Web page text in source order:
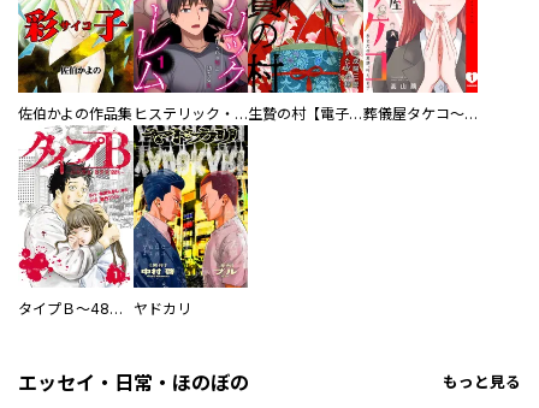
佐伯かよの作品集 ヒステリック・ハーレム～搾られる男と堕ちる女～【電子単行本版】 生贄の村【電子単行本版】 葬儀屋タケコ～あなたの最期、叶えます【電子単行本版】
タイプＢ～48時間後、致死率100％～【単話】 ヤドカリ
エッセイ・日常・ほのぼの もっと見る